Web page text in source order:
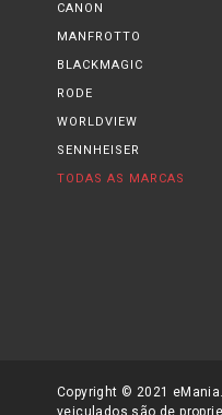
CANON
MANFROTTO
BLACKMAGIC
RODE
WORLDVIEW
SENNHEISER
TODAS AS MARCAS
Copyright © 2021
veiculados são de